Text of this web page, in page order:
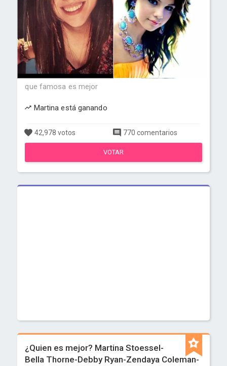
que famosa es mejor
Martina está ganando
42,978 votos 770 comentarios
VOTAR
¿Quien es mejor? Martina Stoessel-
Bella Thorne-Debby Ryan-Zendaya Coleman-